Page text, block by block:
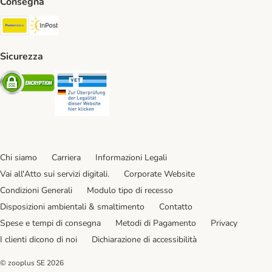
Poste Italiane. Shipping Method
Sicurezza
Security
Chi siamo Carriera
Informazioni Legali
Vai all'Atto sui servizi digitali.
Corporate Website
Condizioni Generali
Modulo tipo di recesso
Disposizioni ambientali & smaltimento
Contatto
Spese e tempi di consegna
Metodi di Pagamento
Privacy
I clienti dicono di noi
Dichiarazione di accessibilità
© zooplus SE 2026